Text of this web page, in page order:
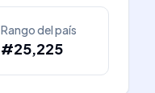
Rango del país
#25,225